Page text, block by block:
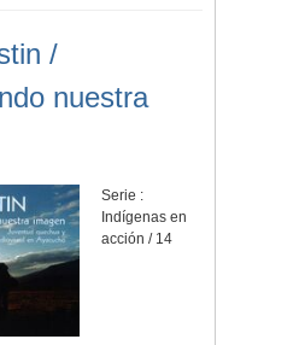
/
nuestra
Serie :
Indígenas en
acción / 14